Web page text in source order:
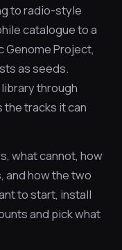
to radio-style
catalogue to a
Genome Project,
as seeds.
through
the tracks it can
what cannot, how
and how the two
to start, install
and pick what